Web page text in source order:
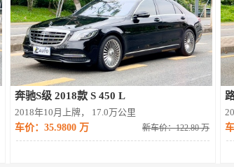
奔驰S级 2018款 S 450 L
2018年10月上牌， 17.0万公里
车价：35.9800 万
新车价：122.80 万